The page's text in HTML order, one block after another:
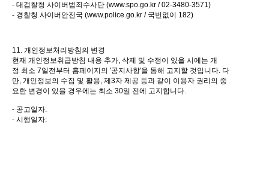
- 대검찰청 사이버범죄수사단 (www.spo.go.kr / 02-3480-3571)
- 경찰청 사이버안전국 (www.police.go.kr / 국번없이 182)
11. 개인정보처리방침의 변경
현재 개인정보취급방침 내용 추가, 삭제 및 수정이 있을 시에는 개
정 최소 7일전부터 홈페이지의 '공지사항'을 통해 고지할 것입니다. 다
만, 개인정보의 수집 및 활용, 제3자 제공 등과 같이 이용자 권리의 중
요한 변경이 있을 경우에는 최소 30일 전에 고지합니다.
- 공고일자:
- 시행일자: